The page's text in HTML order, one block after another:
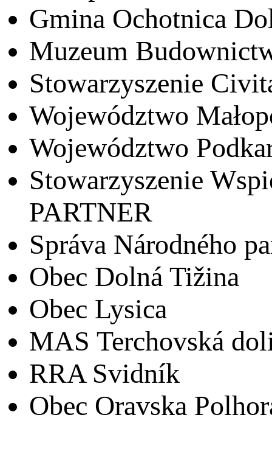
Gmina Ochotnica
Muzeum
Stowarzyszenie
Województwo
Województwo
Stowarzyszenie
PARTNER
Správa Národného
Obec Dolná Tižina
Obec Lysica
MAS Terchovská
RRA Svidník
Obec Oravska